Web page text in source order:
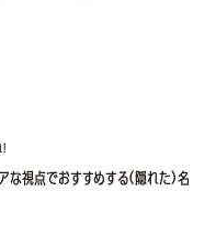
な視点でおすすめする(隠れた)名